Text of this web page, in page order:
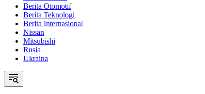
Berita Otomotif
Berita Teknologi
Berita Internasional
Nissan
Mitsubishi
Rusia
Ukraina